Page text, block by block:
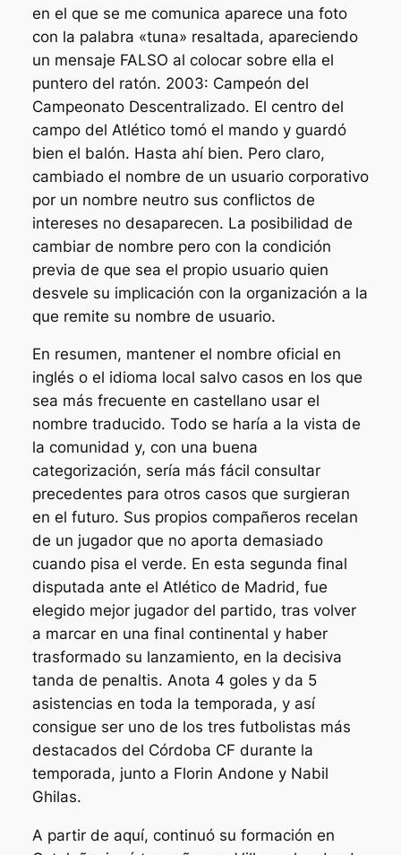
en el que se me comunica aparece una foto
con la palabra «tuna» resaltada, apareciendo
un mensaje FALSO al colocar sobre ella el
puntero del ratón. 2003: Campeón del
Campeonato Descentralizado. El centro del
campo del Atlético tomó el mando y guardó
bien el balón. Hasta ahí bien. Pero claro,
cambiado el nombre de un usuario corporativo
por un nombre neutro sus conflictos de
intereses no desaparecen. La posibilidad de
cambiar de nombre pero con la condición
previa de que sea el propio usuario quien
desvele su implicación con la organización a la
que remite su nombre de usuario.
En resumen, mantener el nombre oficial en
inglés o el idioma local salvo casos en los que
sea más frecuente en castellano usar el
nombre traducido. Todo se haría a la vista de
la comunidad y, con una buena
categorización, sería más fácil consultar
precedentes para otros casos que surgieran
en el futuro. Sus propios compañeros recelan
de un jugador que no aporta demasiado
cuando pisa el verde. En esta segunda final
disputada ante el Atlético de Madrid, fue
elegido mejor jugador del partido, tras volver
a marcar en una final continental y haber
trasformado su lanzamiento, en la decisiva
tanda de penaltis. Anota 4 goles y da 5
asistencias en toda la temporada, y así
consigue ser uno de los tres futbolistas más
destacados del Córdoba CF durante la
temporada, junto a Florin Andone y Nabil
Ghilas.
A partir de aquí, continuó su formación en